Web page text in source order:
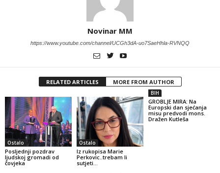
Novinar MM
https://www.youtube.com/channel/UCGh3dA-uo7SaeHhla-RVNQQ
RELATED ARTICLES MORE FROM AUTHOR
Ostalo
Posljednji pozdrav
ljudskoj gromadi od
čovjeka
Ostalo
Iz rukopisa Marie
Perkovic..trebam li
sutjeti…
BIH
GROBLJE MIRA: Na
Europski dan sjećanja
misu predvodi mons.
Dražen Kutleša